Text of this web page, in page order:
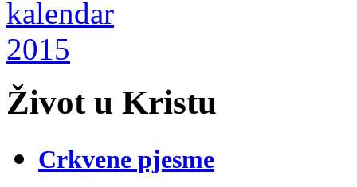
Život u Kristu
Crkvene pjesme